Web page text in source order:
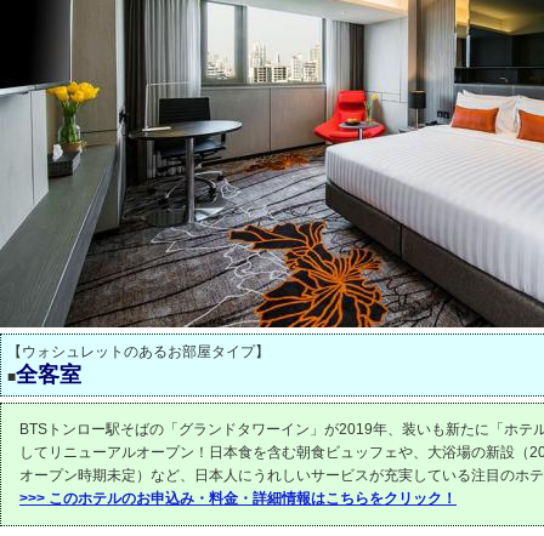
【ウォシュレットのあるお部屋タイプ】
■全客室
BTSトンロー駅そばの「グランドタワーイン」が2019年、装いも新たに「ホテ
してリニューアルオープン！日本食を含む朝食ビュッフェや、大浴場の新設（
オープン時期未定）など、日本人にうれしいサービスが充実している注目のホ
>>> このホテルのお申込み・料金・詳細情報はこちらをクリック！